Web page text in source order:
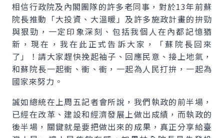
相信行政院及內閣團隊的許多老同事，對於13年前蘇
院長推動「大投資、大溫暖」及許多施政計畫的拚勁
與狠勁，一定印象深刻、包括我個人在內都記憶猶
新，現在，我在此正式告訴大家，「蘇院長回來
了」！請大家趕快挽起袖子、回應民意、接上地氣，
和蘇院長一起衝、衝、衝，一起為人民打拚，一起為
國家來努力。
誠如總統在上周五記者會所說，我們執政的前半場，
已經在改革、建設和經濟發展上做出成績，而執政的
後半場，關鍵就是要把做出來的成果，真正分享給臺